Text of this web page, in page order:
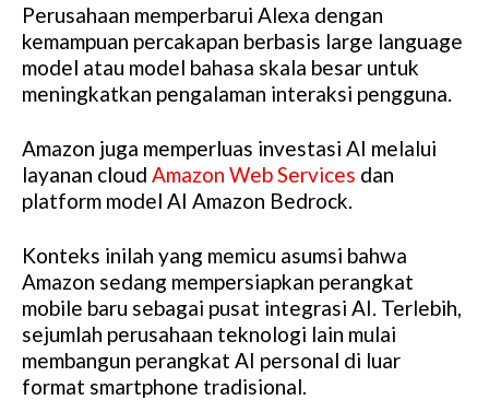
Perusahaan memperbarui Alexa dengan
kemampuan percakapan berbasis large language
model atau model bahasa skala besar untuk
meningkatkan pengalaman interaksi pengguna.
Amazon juga memperluas investasi AI melalui
layanan cloud Amazon Web Services dan
platform model AI Amazon Bedrock.
Konteks inilah yang memicu asumsi bahwa
Amazon sedang mempersiapkan perangkat
mobile baru sebagai pusat integrasi AI. Terlebih,
sejumlah perusahaan teknologi lain mulai
membangun perangkat AI personal di luar
format smartphone tradisional.